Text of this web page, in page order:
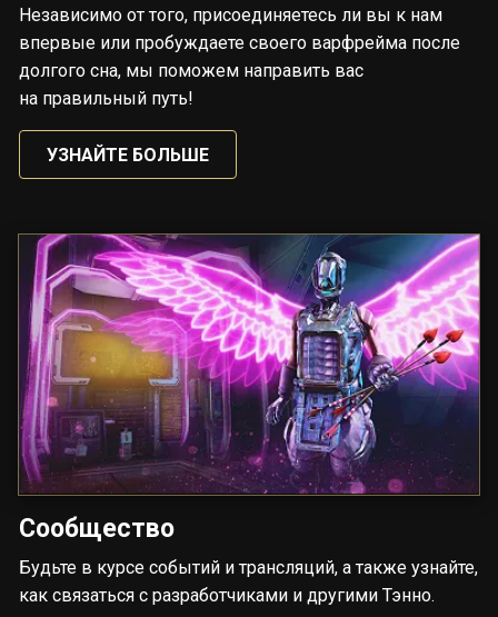
Независимо от того, присоединяетесь ли вы к нам
впервые или пробуждаете своего варфрейма после
долгого сна, мы поможем направить вас
на правильный путь!
УЗНАЙТЕ БОЛЬШЕ
Сообщество
Будьте в курсе событий и трансляций, а также узнайте,
как связаться с разработчиками и другими Тэнно.